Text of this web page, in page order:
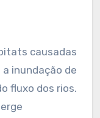
causadas
inundação de
fluxo dos rios.